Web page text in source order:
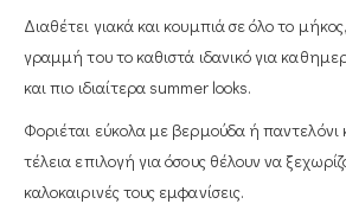
Διαθέτει γιακά και κουμπιά σε όλο το
γραμμή του το καθιστά ιδανικό για
και πιο ιδιαίτερα summer looks.
Φοριέται εύκολα με βερμούδα ή παντελόνι
τέλεια επιλογή για όσους θέλουν να
καλοκαιρινές τους εμφανίσεις.